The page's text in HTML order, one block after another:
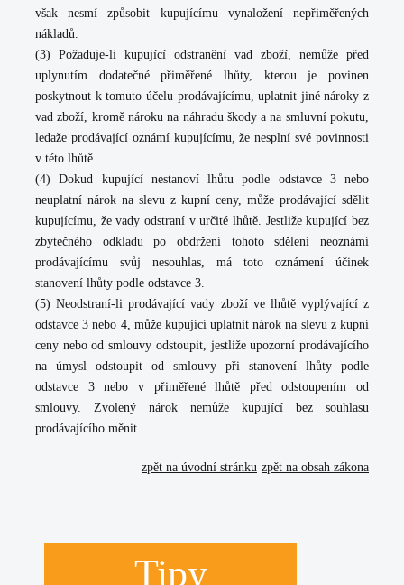
však nesmí způsobit kupujícímu vynaložení nepřiměřených
nákladů.
(3) Požaduje-li kupující odstranění vad zboží, nemůže před
uplynutím dodatečné přiměřené lhůty, kterou je povinen
poskytnout k tomuto účelu prodávajícímu, uplatnit jiné nároky z
vad zboží, kromě nároku na náhradu škody a na smluvní pokutu,
ledaže prodávající oznámí kupujícímu, že nesplní své povinnosti
v této lhůtě.
(4) Dokud kupující nestanoví lhůtu podle odstavce 3 nebo
neuplatní nárok na slevu z kupní ceny, může prodávající sdělit
kupujícímu, že vady odstraní v určité lhůtě. Jestliže kupující bez
zbytečného odkladu po obdržení tohoto sdělení neoznámí
prodávajícímu svůj nesouhlas, má toto oznámení účinek
stanovení lhůty podle odstavce 3.
(5) Neodstraní-li prodávající vady zboží ve lhůtě vyplývající z
odstavce 3 nebo 4, může kupující uplatnit nárok na slevu z kupní
ceny nebo od smlouvy odstoupit, jestliže upozorní prodávajícího
na úmysl odstoupit od smlouvy při stanovení lhůty podle
odstavce 3 nebo v přiměřené lhůtě před odstoupením od
smlouvy. Zvolený nárok nemůže kupující bez souhlasu
prodávajícího měnit.
zpět na obsah zákona
zpět na úvodní stránku
Tipy